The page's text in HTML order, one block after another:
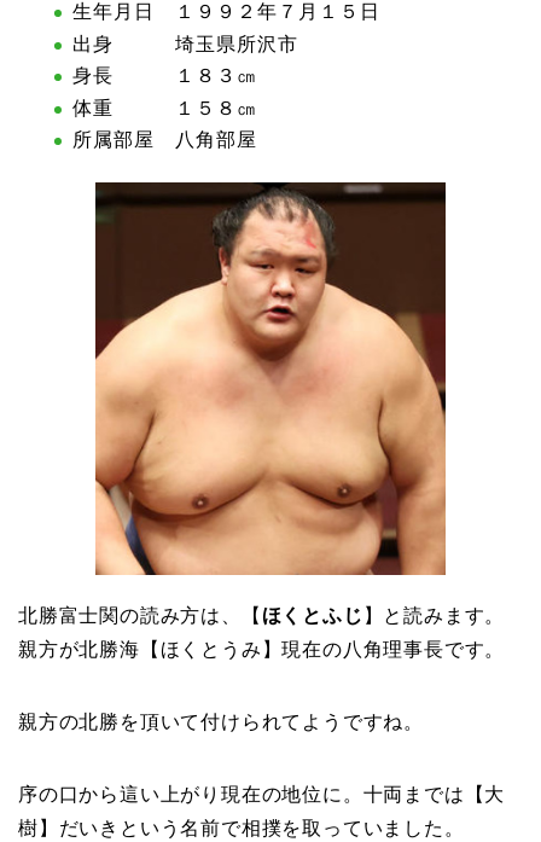
生年月日 １９９２年７月１５日
出身 埼玉県所沢市
身長 １８３㎝
体重 １５８㎝
所属部屋 八角部屋
北勝富士関の読み方は、【 ほくとふじ 】と読みます。
親方が北勝海【ほくとうみ】現在の八角理事長です。
親方の北勝を頂いて付けられてようですね。
序の口から這い上がり現在の地位に。十両までは【大
樹】だいきという名前で相撲を取っていました。